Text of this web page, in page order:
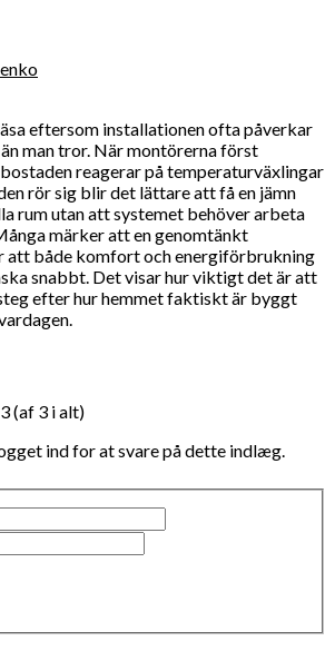
eftersom installationen ofta påverkar
man tror. När montörerna först
reagerar på temperaturväxlingar
rör sig blir det lättare att få en jämn
rum utan att systemet behöver arbeta
märker att en genomtänkt
att både komfort och energiförbrukning
snabbt. Det visar hur viktigt det är att
efter hur hemmet faktiskt är byggt
(af 3 i alt)
ind for at svare på dette indlæg.